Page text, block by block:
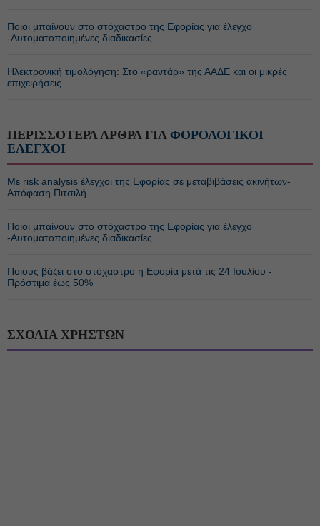
Ποιοι μπαίνουν στο στόχαστρο της Εφορίας για έλεγχο
-Αυτοματοποιημένες διαδικασίες
Ηλεκτρονική τιμολόγηση: Στο «ραντάρ» της ΑΑΔΕ και οι μικρές
επιχειρήσεις
ΠΕΡΙΣΣΟΤΕΡΑ ΑΡΘΡΑ ΓΙΑ ΦΟΡΟΛΟΓΙΚΟΙ
ΕΛΕΓΧΟΙ
Με risk analysis έλεγχοι της Εφορίας σε μεταβιβάσεις ακινήτων-
Απόφαση Πιτσιλή
Ποιοι μπαίνουν στο στόχαστρο της Εφορίας για έλεγχο
-Αυτοματοποιημένες διαδικασίες
Ποιους βάζει στο στόχαστρο η Εφορία μετά τις 24 Ιουλίου -
Πρόστιμα έως 50%
ΣΧΟΛΙΑ ΧΡΗΣΤΩΝ